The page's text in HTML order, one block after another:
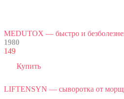
MEDUTOX — быстро и
1980
149
Купить
LIFTENSYN — сыворотка от